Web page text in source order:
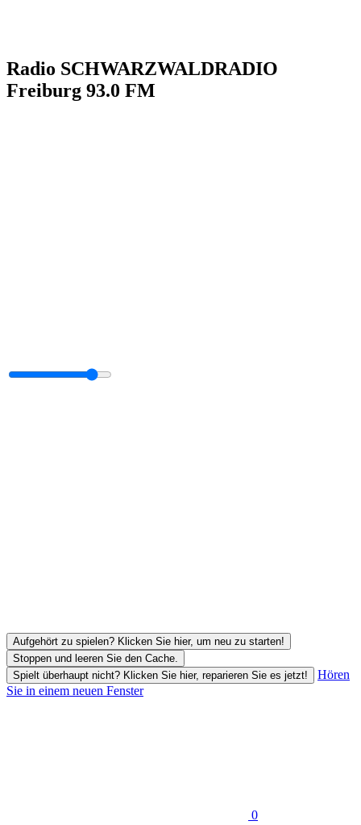
Radio SCHWARZWALDRADIO
Freiburg 93.0 FM
Aufgehört zu spielen? Klicken Sie hier, um neu zu starten!
Stoppen und leeren Sie den Cache.
Spielt überhaupt nicht? Klicken Sie hier, reparieren Sie es jetzt!
Hören
Sie in einem neuen Fenster
0